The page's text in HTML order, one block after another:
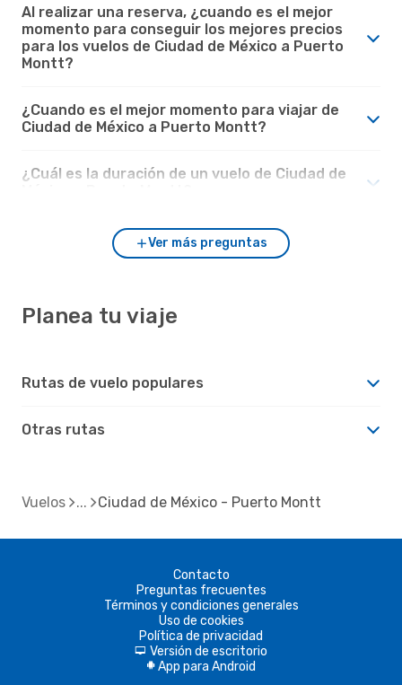
Al realizar una reserva, ¿cuando es el mejor
momento para conseguir los mejores precios
para los vuelos de Ciudad de México a Puerto
Montt?
¿Cuando es el mejor momento para viajar de
Ciudad de México a Puerto Montt?
¿Cuál es la duración de un vuelo de Ciudad de
Ver más preguntas
Planea tu viaje
Rutas de vuelo populares
Otras rutas
Vuelos Ciudad de México - Puerto Montt
Contacto
Preguntas frecuentes
Términos y condiciones generales
Uso de cookies
Política de privacidad
d Versión de escritorio
A App para Android